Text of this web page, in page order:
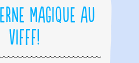
Magique au
VIFFF!